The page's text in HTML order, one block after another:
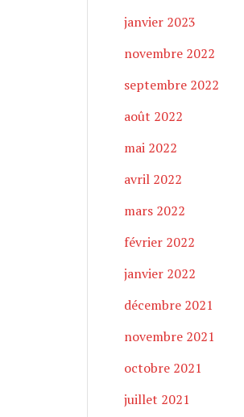
janvier 2023
novembre 2022
septembre 2022
août 2022
mai 2022
avril 2022
mars 2022
février 2022
janvier 2022
décembre 2021
novembre 2021
octobre 2021
juillet 2021